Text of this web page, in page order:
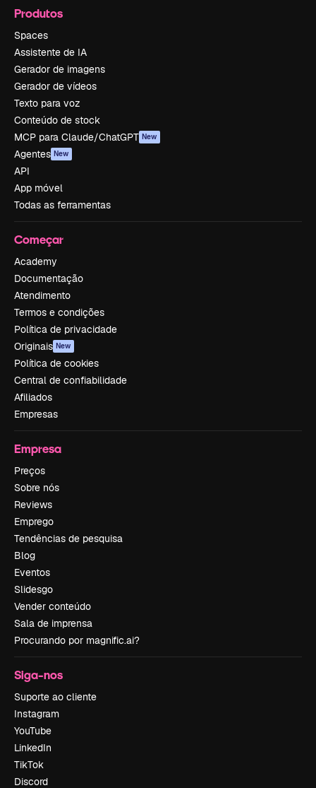
Produtos
Spaces
Assistente de IA
Gerador de imagens
Gerador de vídeos
Texto para voz
Conteúdo de stock
MCP para Claude/ChatGPT New
Agentes New
API
App móvel
Todas as ferramentas
Começar
Academy
Documentação
Atendimento
Termos e condições
Política de privacidade
Originais New
Política de cookies
Central de confiabilidade
Afiliados
Empresas
Empresa
Preços
Sobre nós
Reviews
Emprego
Tendências de pesquisa
Blog
Eventos
Slidesgo
Vender conteúdo
Sala de imprensa
Procurando por magnific.ai?
Siga-nos
Suporte ao cliente
Instagram
YouTube
LinkedIn
TikTok
Discord